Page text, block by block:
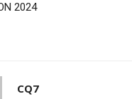
2024
CQ7